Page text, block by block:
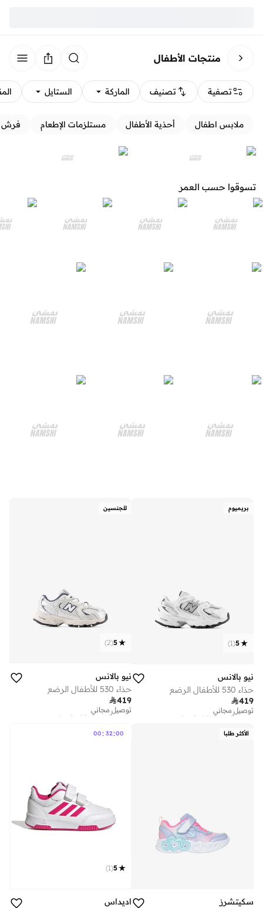
منتجات الأطفال
تصفية تصنيف الماركة الستايل
ملابس اطفال أحذية الأطفال مستلزمات الإطعام فرش
تسوقوا حسب العمر
بريميوم
5
(
1
)
نيو بالانس
حذاء 530 للأطفال الرضع
419
توصيل مجاني
تم بيع أكثر من 10 مؤخرا
تم بيع أكثر من 10 مؤخرا
للجنسين
5
(
2
)
نيو بالانس
حذاء 530 للأطفال الرضع
419
توصيل مجاني
تم بيع أكثر من 20 مؤخرا
الأكثر طلبا
سكيتشرز
00: 32:00
5
(
1
)
اديداس